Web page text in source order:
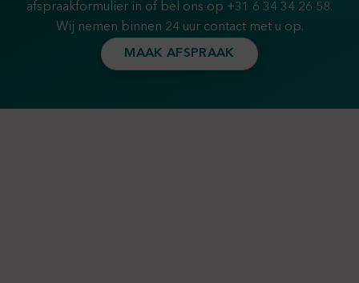
afspraakformulier in of bel ons op +31 6 34 34 26 58.
Wij nemen binnen 24 uur contact met u op.
MAAK AFSPRAAK